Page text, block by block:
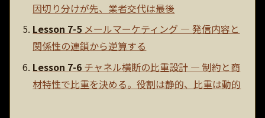
因切り分けが先、業者交代は最後
Lesson 7-5 メールマーケティング — 発信内容と
関係性の連鎖から逆算する
Lesson 7-6 チャネル横断の比重設計 — 制約と商
材特性で比重を決める。役割は静的、比重は動的